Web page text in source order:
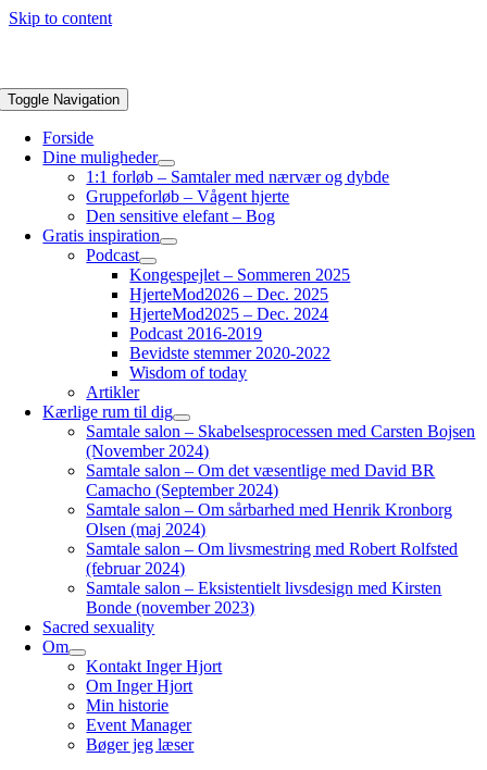
Skip to content
Toggle Navigation
Forside
Dine muligheder
1:1 forløb – Samtaler med nærvær og dybde
Gruppeforløb – Vågent hjerte
Den sensitive elefant – Bog
Gratis inspiration
Podcast
Kongespejlet – Sommeren 2025
HjerteMod2026 – Dec. 2025
HjerteMod2025 – Dec. 2024
Podcast 2016-2019
Bevidste stemmer 2020-2022
Wisdom of today
Artikler
Kærlige rum til dig
Samtale salon – Skabelsesprocessen med Carsten Bojsen
(November 2024)
Samtale salon – Om det væsentlige med David BR
Camacho (September 2024)
Samtale salon – Om sårbarhed med Henrik Kronborg
Olsen (maj 2024)
Samtale salon – Om livsmestring med Robert Rolfsted
(februar 2024)
Samtale salon – Eksistentielt livsdesign med Kirsten
Bonde (november 2023)
Sacred sexuality
Om
Kontakt Inger Hjort
Om Inger Hjort
Min historie
Event Manager
Bøger jeg læser